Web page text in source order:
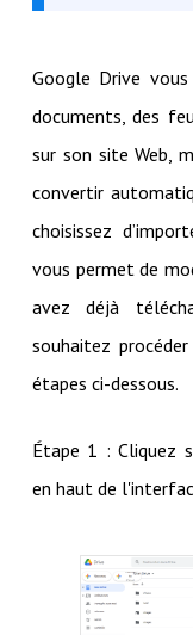
Google Drive
documents, des
sur son site Web,
convertir
choisissez
vous permet de
avez déjà
souhaitez
étapes ci-dessous.
Étape 1 : Cliquez
en haut de